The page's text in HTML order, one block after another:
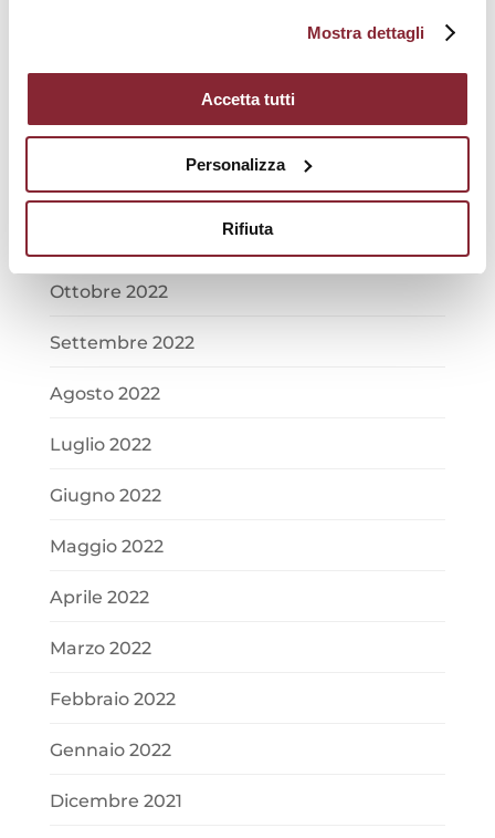
Mostra dettagli
Accetta tutti
Personalizza
Rifiuta
Gennaio 2023
Dicembre 2022
Ottobre 2022
Settembre 2022
Agosto 2022
Luglio 2022
Giugno 2022
Maggio 2022
Aprile 2022
Marzo 2022
Febbraio 2022
Gennaio 2022
Dicembre 2021